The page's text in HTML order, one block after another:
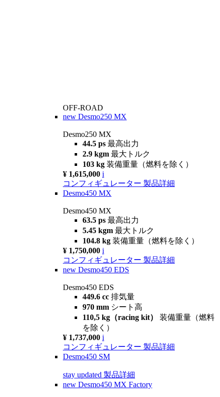
OFF-ROAD
new Desmo250 MX
Desmo250 MX
44.5 ps 最高出力
2.9 kgm 最大トルク
103 kg 装備重量（燃料を除く）
¥ 1,615,000 i
コンフィギュレーター 製品詳細
Desmo450 MX
Desmo450 MX
63.5 ps 最高出力
5.45 kgm 最大トルク
104.8 kg 装備重量（燃料を除く）
¥ 1,750,000 i
コンフィギュレーター 製品詳細
new Desmo450 EDS
Desmo450 EDS
449.6 cc 排気量
970 mm シート高
110,5 kg（racing kit） 装備重量（燃料
を除く）
¥ 1,737,000 i
コンフィギュレーター 製品詳細
Desmo450 SM
stay updated 製品詳細
new Desmo450 MX Factory